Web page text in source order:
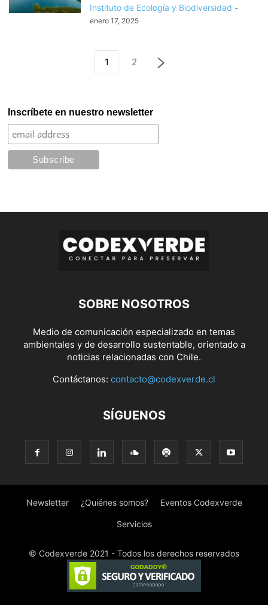
Instituto de Ecología y Biodiversidad -
enero 17, 2025
1 2
Inscríbete en nuestro newsletter
SOBRE NOSOTROS
Medio de comunicación especializado en temas
ambientales y de desarrollo sustentable, orientado a
noticias relacionadas con Chile.
Contáctanos: contacto@codexverde.cl
SÍGUENOS
Newsletter ¿Quiénes somos? Eventos Codexverde
Servicios
© Codexverde 2021 - Todos los derechos reservados